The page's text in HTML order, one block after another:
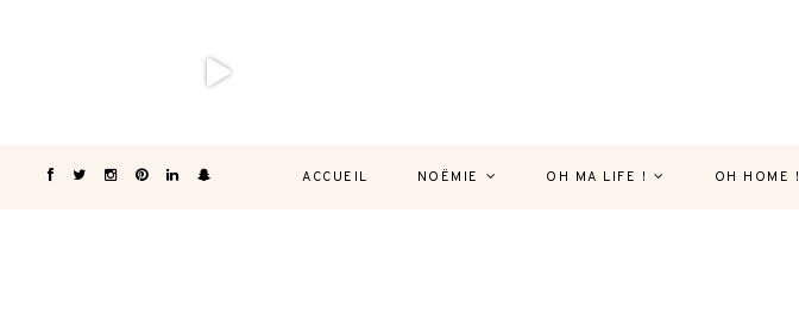
ACCUEIL NOËMIE OH MA LIFE ! OH HOME !